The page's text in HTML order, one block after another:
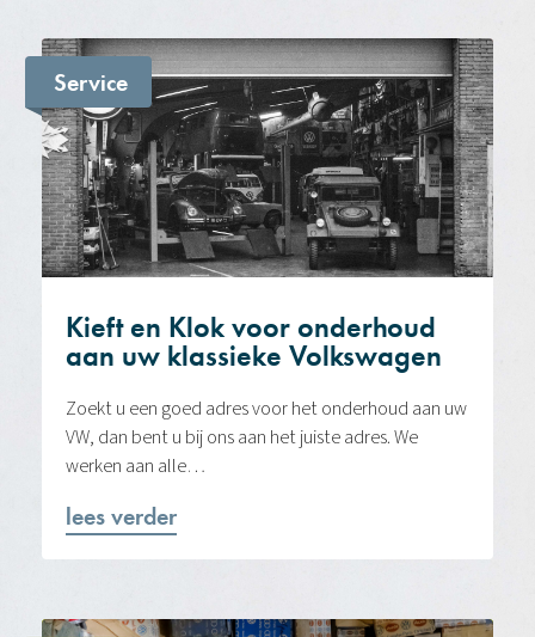
Service
Kieft en Klok voor onderhoud
aan uw klassieke Volkswagen
Zoekt u een goed adres voor het onderhoud aan uw
VW, dan bent u bij ons aan het juiste adres. We
werken aan alle…
lees verder